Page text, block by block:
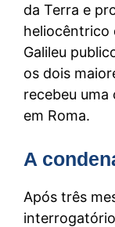
da Terra e
heliocêntrico
Galileu
os dois
recebeu uma
em Roma.
A
Após três